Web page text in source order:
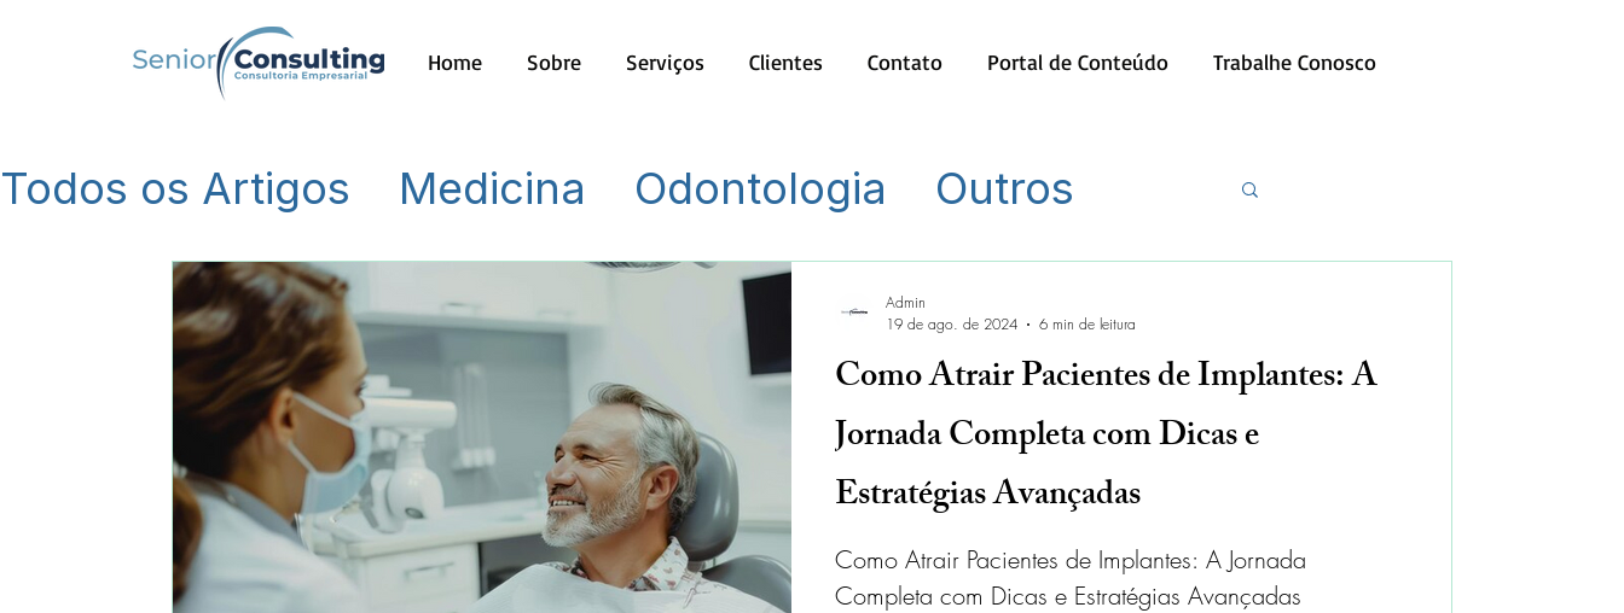
Home Sobre Serviços Clientes Contato Portal de Conteúdo Trabalhe Conosco
Todos os Artigos Medicina Odontologia Outros
Como Atrair Pacientes de Implantes: A
Jornada Completa com Dicas e
Estratégias Avançadas
Como Atrair Pacientes de Implantes: A Jornada
Completa com Dicas e Estratégias Avançadas
Admin
19 de ago. de 2024
6 min de leitura